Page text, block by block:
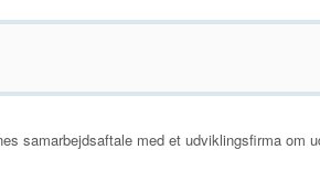
samarbejdsaftale med et udviklingsfirma om